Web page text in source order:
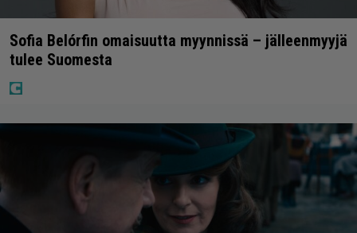
Sofia Belórfin omaisuutta myynnissä – jälleenmyyjä
tulee Suomesta